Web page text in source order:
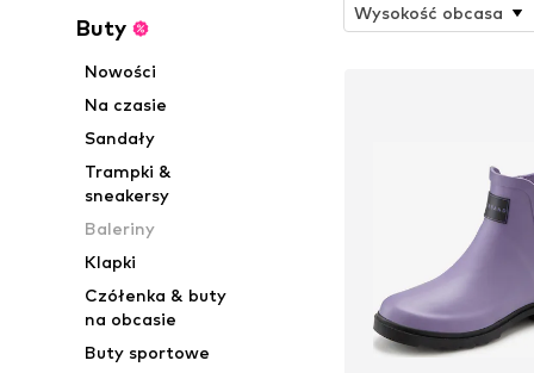
Buty
Nowości
Na czasie
Sandały
Trampki &
sneakersy
Baleriny
Klapki
Czółenka & buty
na obcasie
Buty sportowe
Wysokość obcasa